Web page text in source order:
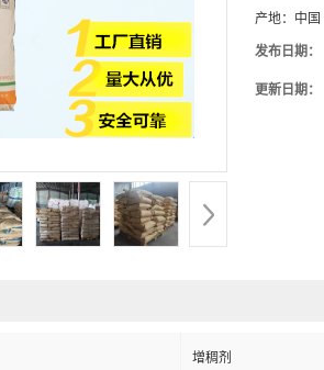
产地： 中国
发布日期：
更新日期：
增稠剂